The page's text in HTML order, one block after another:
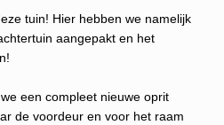
tuin! Hier hebben we namelijk
aangepakt en het
een compleet nieuwe oprit
de voordeur en voor het raam